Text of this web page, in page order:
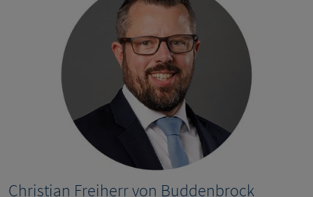
Christian Freiherr von Buddenbrock